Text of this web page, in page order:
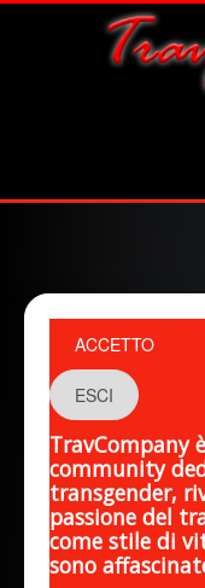
ACCETTO
ESCI
TravCompany
community
transgender,
passione del
come stile di
sono